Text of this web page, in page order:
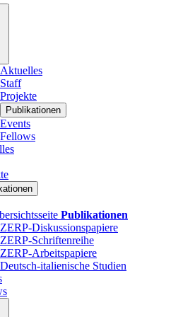
Aktuelles
Staff
Projekte
Publikationen
Events
Fellows
Publikationen
ZERP-Diskussionspapiere
ZERP-Schriftenreihe
ZERP-Arbeitspapiere
Deutsch-italienische Studien